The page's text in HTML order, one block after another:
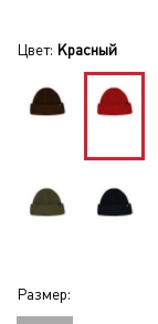
Цвет: Красный
Размер: